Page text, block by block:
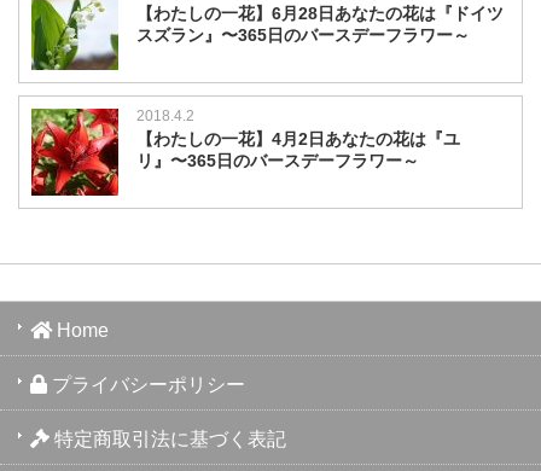
【わたしの一花】6月28日あなたの花は『ドイツ
スズラン』〜365日のバースデーフラワー～
2018.4.2
【わたしの一花】4月2日あなたの花は『ユ
リ』〜365日のバースデーフラワー～
Home
プライバシーポリシー
特定商取引法に基づく表記